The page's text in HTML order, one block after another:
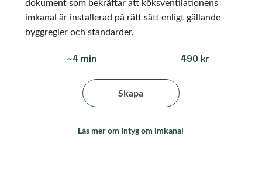
imkanal är installerad på rätt sätt enligt gällande
byggregler och standarder.
~4 min
Skapa
490 kr
Läs mer om Intyg om imkanal